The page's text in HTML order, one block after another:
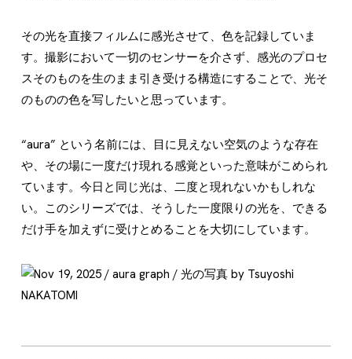
その光を直接フィルムに感光させて、色を記録していま
す。撮影において一切のセンサーを介さず、感光のプロセ
スそのものを生のまま引き受ける構造にすることで、光そ
のものの色を写したいと思っています。
“aura” という名前には、目に見えない空気のような存在
や、その場に一度だけ現れる感覚といった意味がこめられ
ています。今日と同じ光は、二度と現れないかもしれな
い。このシリーズでは、そうした一度限りの光を、できる
だけ手を加えずに受けとめることを大切にしています。